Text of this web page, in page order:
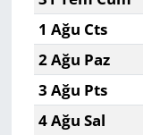
1 Ağu Cts
2 Ağu Paz
3 Ağu Pts
4 Ağu Sal